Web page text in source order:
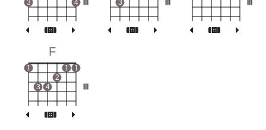
3 4 3
F
1
3 4
2
1 1